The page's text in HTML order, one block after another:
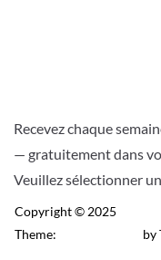
Recevez chaque
— gratuitement dans
Veuillez sélectionner
Copyright © 2025
Theme:
by